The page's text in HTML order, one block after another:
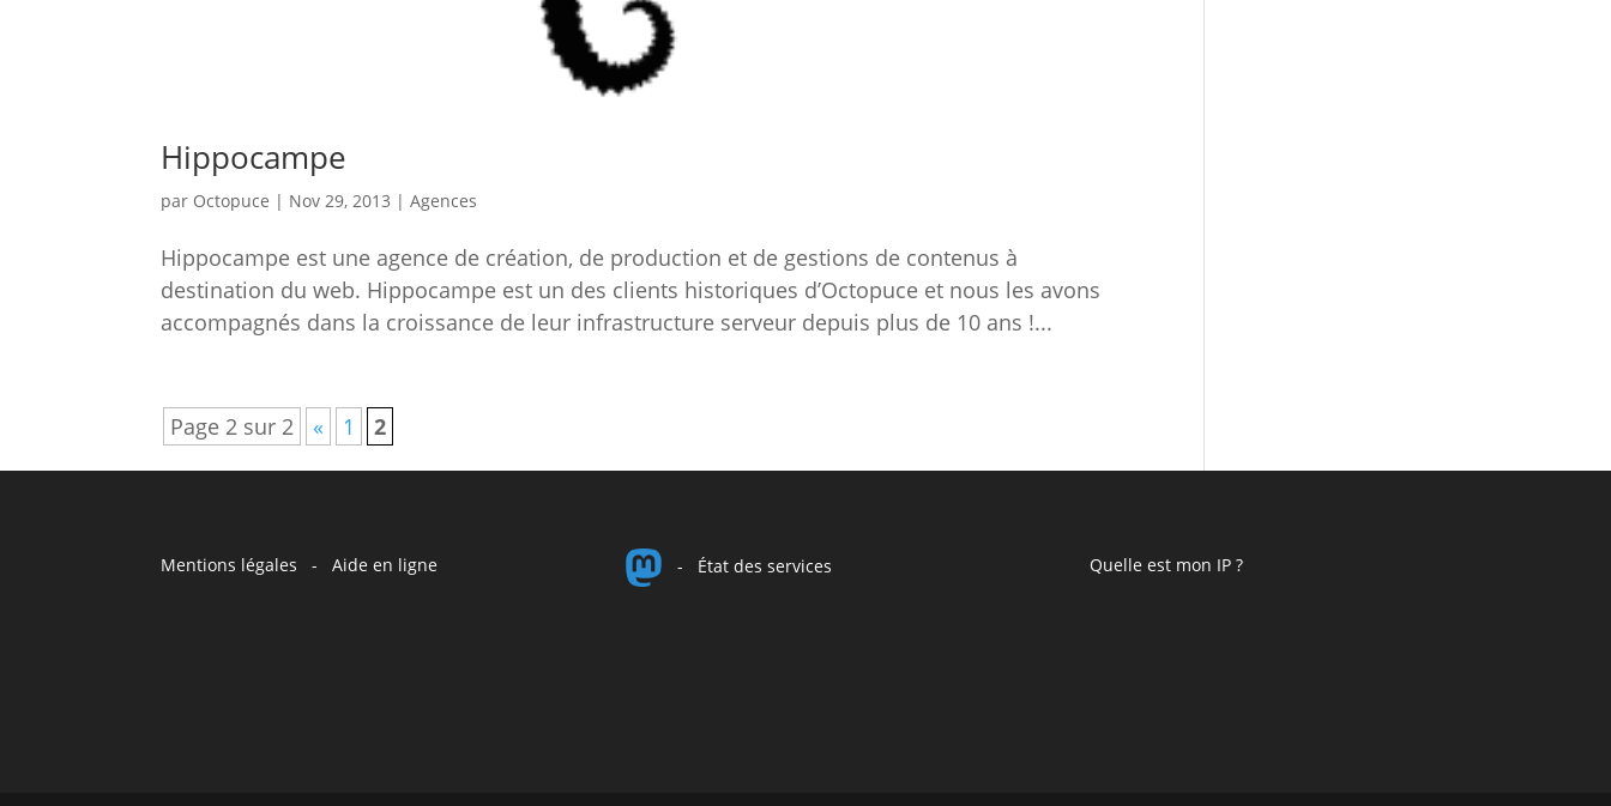
Hippocampe
par Octopuce | Nov 29, 2013 |Agences
Hippocampe est une agence de création, de production et de gestions de contenus à
destination du web. Hippocampe est un des clients historiques d’Octopuce et nous les avons
accompagnés dans la croissance de leur infrastructure serveur depuis plus de 10 ans !...
Page 2 sur 2 « 1 2
Mentions légales -Aide en ligne - État des services Quelle est mon IP ?